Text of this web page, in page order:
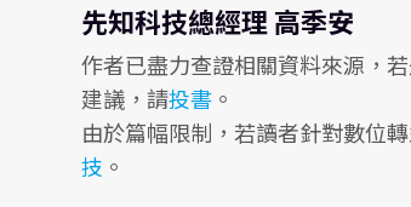
先知科技總經理 高季安
作者已盡力查證相關資料來源，
建議，請投書 。
由於篇幅限制，若讀者針對數位
技 。